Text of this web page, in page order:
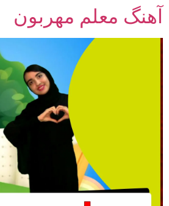
پرش
محتوا
آهنگ معلم مهربون